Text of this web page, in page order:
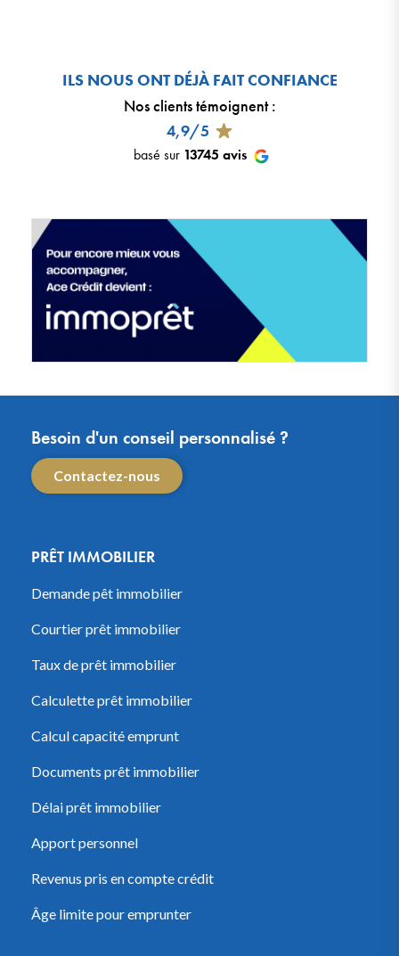
ILS NOUS ONT DÉJÀ FAIT CONFIANCE
Nos clients témoignent:
4,9/5
basé sur 13745 avis
Besoin d'un conseil personnalisé ?
Contactez-nous
PRÊT IMMOBILIER
Demande pêt immobilier
Courtier prêt immobilier
Taux de prêt immobilier
Calculette prêt immobilier
Calcul capacité emprunt
Documents prêt immobilier
Délai prêt immobilier
Apport personnel
Revenus pris en compte crédit
Âge limite pour emprunter